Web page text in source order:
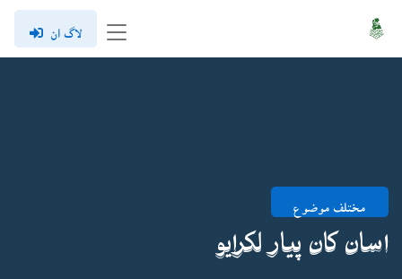
لاگ ان
مختلف موضوع
اسان کان پيار لکرايو